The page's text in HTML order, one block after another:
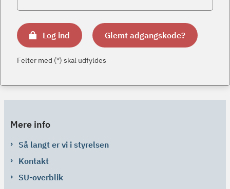
Log ind Glemt adgangskode?
Felter med (*) skal udfyldes
Mere info
Så langt er vi i styrelsen
Kontakt
SU-overblik